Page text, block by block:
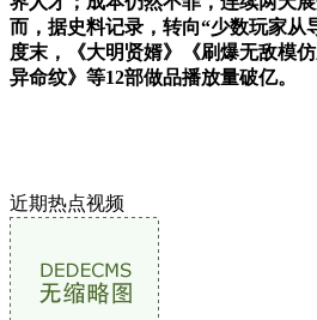
而，据史料记录，转向“少数玩家从
度末，《大明贤婿》《刷爆无敌模
异命纹》等12部做品播放量破亿。
近期热点视频